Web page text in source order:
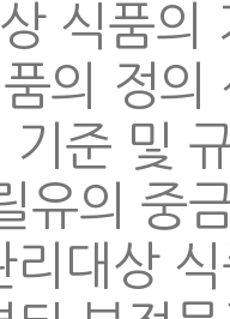
식품의
의 정의
준 및
유의 중
대상